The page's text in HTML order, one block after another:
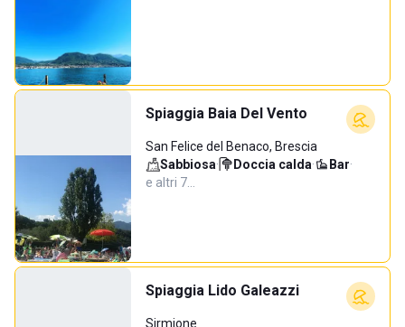
Spiaggia Baia Del Vento
San Felice del Benaco, Brescia
Sabbiosa· Doccia calda· Bar·
e altri 7…
Spiaggia Lido Galeazzi
Sirmione